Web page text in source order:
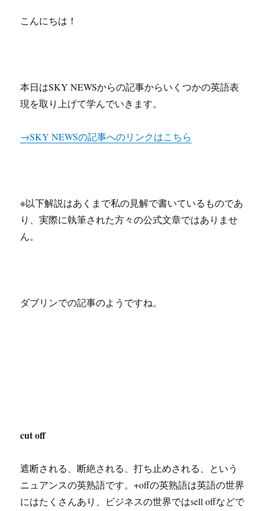
こんにちは！
本日はSKY NEWSからの記事からいくつかの英語表
現を取り上げて学んでいきます。
→SKY NEWSの記事へのリンクはこちら
※以下解説はあくまで私の見解で書いているものであ
り、実際に執筆された方々の公式文章ではありませ
ん。
ダブリンでの記事のようですね。
cut off
遮断される、断絶される、打ち止めされる、という
ニュアンスの英熟語です。+offの英熟語は英語の世界
にはたくさんあり、ビジネスの世界ではsell offなどで